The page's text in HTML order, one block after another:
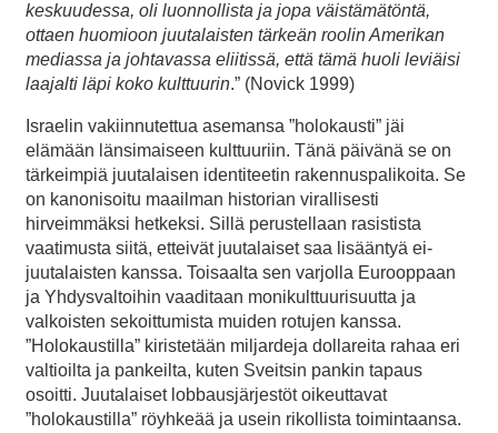
keskuudessa, oli luonnollista ja jopa väistämätöntä,
ottaen huomioon juutalaisten tärkeän roolin Amerikan
mediassa ja johtavassa eliitissä, että tämä huoli leviäisi
laajalti läpi koko kulttuurin.” (Novick 1999)
Israelin vakiinnutettua asemansa ”holokausti” jäi
elämään länsimaiseen kulttuuriin. Tänä päivänä se on
tärkeimpiä juutalaisen identiteetin rakennuspalikoita. Se
on kanonisoitu maailman historian virallisesti
hirveimmäksi hetkeksi. Sillä perustellaan rasistista
vaatimusta siitä, etteivät juutalaiset saa lisääntyä ei-
juutalaisten kanssa. Toisaalta sen varjolla Eurooppaan
ja Yhdysvaltoihin vaaditaan monikulttuurisuutta ja
valkoisten sekoittumista muiden rotujen kanssa.
”Holokaustilla” kiristetään miljardeja dollareita rahaa eri
valtioilta ja pankeilta, kuten Sveitsin pankin tapaus
osoitti. Juutalaiset lobbausjärjestöt oikeuttavat
”holokaustilla” röyhkeää ja usein rikollista toimintaansa.